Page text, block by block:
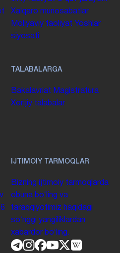
Xalqaro munosabatlar
Moliyaviy faoliyat Yoshlar
siyosati
TALABALARGA
Bakalavriat Magistratura
Xorijiy talabalar
IJTIMOIY TARMOQLAR
Bizning ijtimoiy tarmoqlarda
obuna boʻling va
taraqqiyotimiz haqidagi
soʻnggi yangiliklardan
xabardor boʻling.